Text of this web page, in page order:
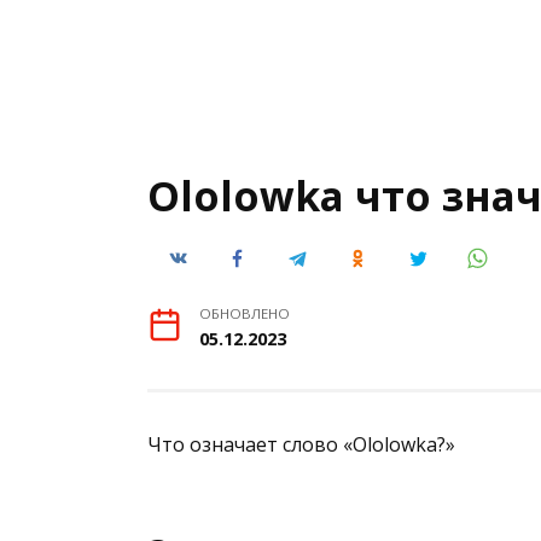
Ololowka что
ОБНОВЛЕНО
05.12.2023
Что означает слово «Ololowka?»